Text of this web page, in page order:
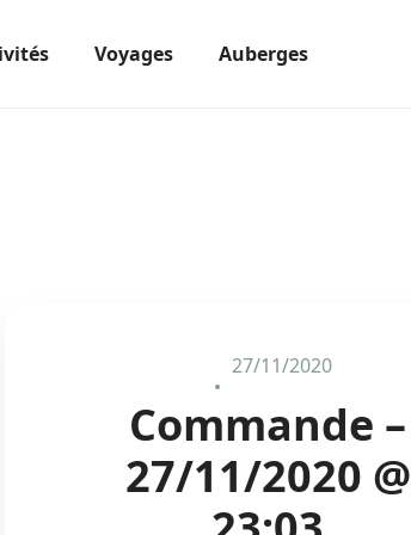
Voyages Auberges
27/11/2020
Commande –
27/11/2020 @